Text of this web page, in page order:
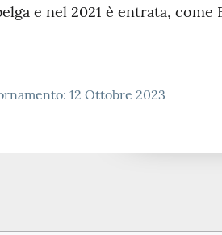
e nel 2021 è entrata, come
12 Ottobre 2023